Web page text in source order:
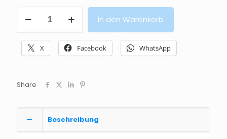
geeignet
Philips
Hue
Dimmschalter
In den Warenkorb
X Facebook WhatsApp
Share
Beschreibung